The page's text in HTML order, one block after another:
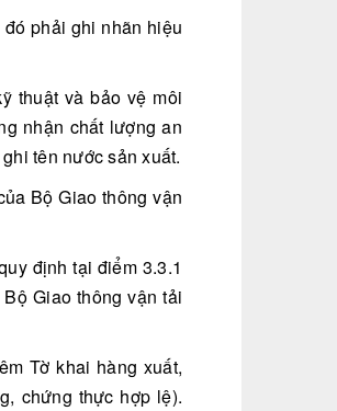
phải ghi nhãn hiệu
thuật và bảo vệ môi
nhận chất lượng an
tên nước sản xuất.
Bộ Giao thông vận
định tại điểm 3.3.1
Giao thông vận tải
Tờ khai hàng xuất,
chứng thực hợp lệ).